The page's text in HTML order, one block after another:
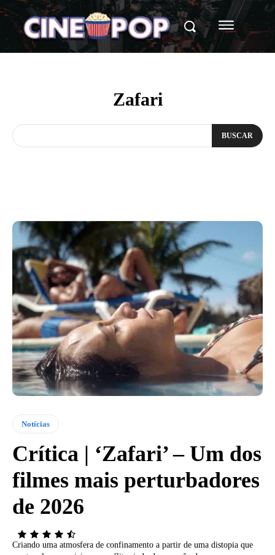
Zafari
BUSCAR
Notícias
Crítica | ‘Zafari’ – Um dos
filmes mais perturbadores
de 2026
Criando uma atmosfera de confinamento a partir de uma distopia que